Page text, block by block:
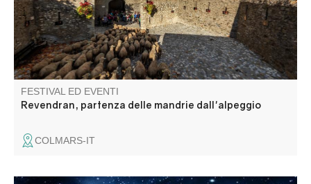
dell'autunno.
FESTIVAL ED EVENTI
Revendran, partenza delle mandrie dall'alpeggio
COLMARS-IT